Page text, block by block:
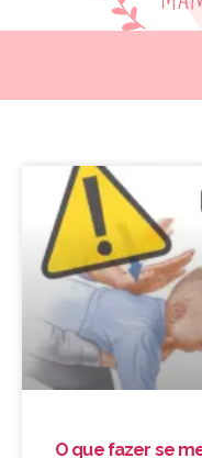
O que fazer se